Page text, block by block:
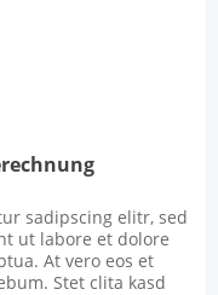
sadipscing elitr, sed
ut labore et dolore
At vero eos et
Stet clita kasd